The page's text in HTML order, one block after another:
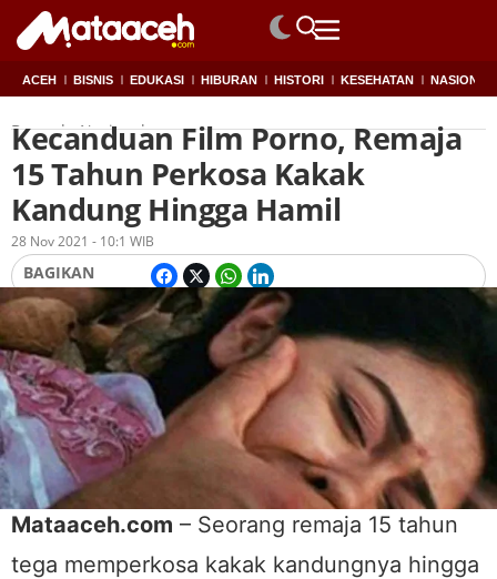
ACEH BISNIS EDUKASI HIBURAN HISTORI KESEHATAN NASIONAL
Beranda Nasional
Kecanduan Film Porno, Remaja
15 Tahun Perkosa Kakak
Kandung Hingga Hamil
OlehRedaksi
28 Nov 2021 - 10:1 WIB
BAGIKAN
Mataaceh.com – Seorang remaja 15 tahun
tega memperkosa kakak kandungnya hingga